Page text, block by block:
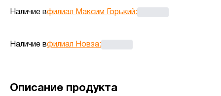
Наличие вфилиал Максим Горький:
Наличие вфилиал Новза:
Описание продукта